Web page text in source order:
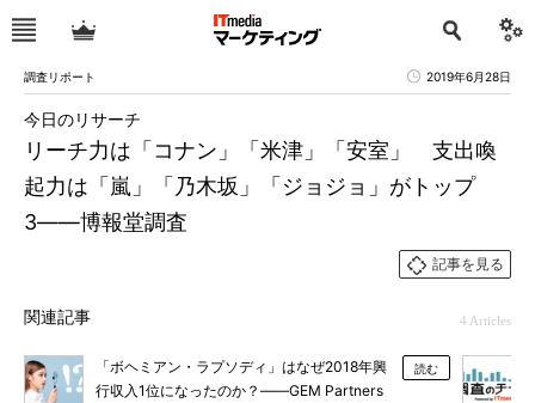
調査リポート 2019年6月28日
リーチ力は「コナン」「米津」「安室」 支出喚
起力は「嵐」「乃木坂」「ジョジョ」がトップ
3――博報堂調査
今日のリサーチ
記事を見る
関連記事 4 Articles
「ボヘミアン・ラプソディ」はなぜ2018年興
行収入1位になったのか？――GEM Partners
読む